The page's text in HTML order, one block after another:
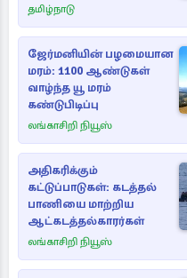
தமிழ்நாடு
ஜேர்மனியின் பழமையான
மரம்: 1100 ஆண்டுகள்
வாழ்ந்த யூ மரம்
கண்டுபிடிப்பு
லங்காசிறி நியூஸ்
அதிகரிக்கும்
கட்டுப்பாடுகள்: கடத்தல்
பாணியை மாற்றிய
ஆட்கடத்தல்காரர்கள்
லங்காசிறி நியூஸ்